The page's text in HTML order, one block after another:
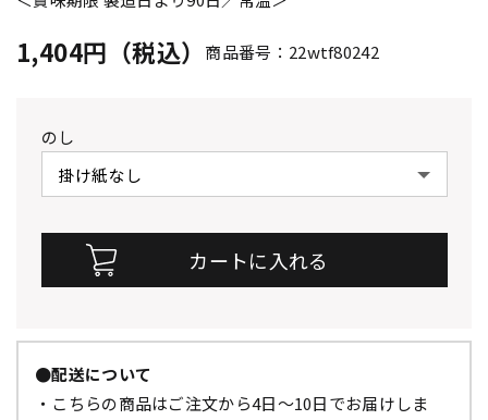
1,404円（税込） 商品番号：22wtf80242
のし
●配送について
・こちらの商品はご注文から4日～10日でお届けしま